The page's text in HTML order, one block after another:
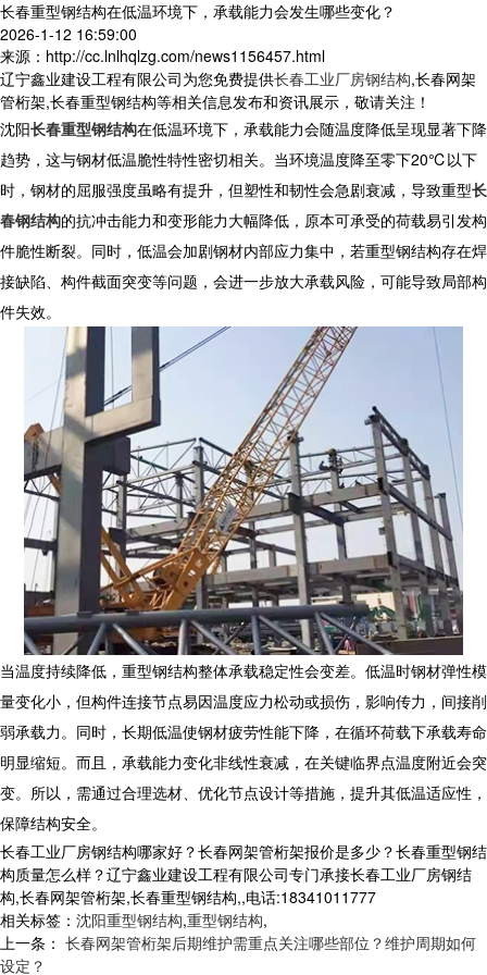
长春重型钢结构在低温环境下，承载能力会发生哪些变化？
2026-1-12 16:59:00
来源：http://cc.lnlhqlzg.com/news1156457.html
辽宁鑫业建设工程有限公司为您免费提供长春工业厂房钢结构,长春网架
管桁架,长春重型钢结构等相关信息发布和资讯展示，敬请关注！
沈阳长春重型钢结构在低温环境下，承载能力会随温度降低呈现显著下降
趋势，这与钢材低温脆性特性密切相关。当环境温度降至零下20℃以下
时，钢材的屈服强度虽略有提升，但塑性和韧性会急剧衰减，导致重型长
春钢结构的抗冲击能力和变形能力大幅降低，原本可承受的荷载易引发构
件脆性断裂。同时，低温会加剧钢材内部应力集中，若重型钢结构存在焊
接缺陷、构件截面突变等问题，会进一步放大承载风险，可能导致局部构
件失效。
当温度持续降低， 重型钢结构整体承载稳定性会变差。低温时钢材弹性模
量变化小，但构件连接节点易因温度应力松动或损伤，影响传力，间接削
弱承载力。同时，长期低温使钢材疲劳性能下降，在循环荷载下承载寿命
明显缩短。而且，承载能力变化非线性衰减，在关键临界点温度附近会突
变。所以，需通过合理选材、优化节点设计等措施，提升其低温适应性，
保障结构安全。
长春工业厂房钢结构哪家好？长春网架管桁架报价是多少？长春重型钢结
构质量怎么样？辽宁鑫业建设工程有限公司专门承接长春工业厂房钢结
构,长春网架管桁架,长春重型钢结构,,电话:18341011777
相关标签： 沈阳重型钢结构,重型钢结构,
上一条： 长春网架管桁架后期维护需重点关注哪些部位？维护周期如何
设定？